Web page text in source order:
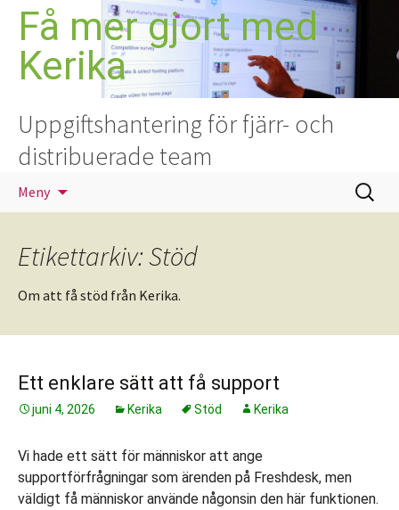
Hoppa
innehåll
Få mer gjort med
Kerika
Uppgiftshantering för fjärr- och
distribuerade team
Meny
Sök
efter:
Etikettarkiv: Stöd
Om att få stöd från Kerika.
Ett enklare sätt att få support
juni 4, 2026 Kerika Stöd Kerika
Vi hade ett sätt för människor att ange
supportförfrågningar som ärenden på Freshdesk, men
väldigt få människor använde någonsin den här funktionen.